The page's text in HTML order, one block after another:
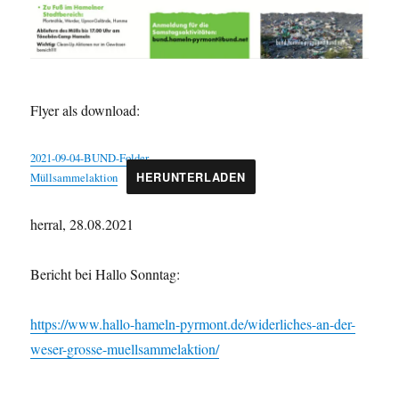
Flyer als download:
2021-09-04-BUND-Folder-
Müllsammelaktion
HERUNTERLADEN
herral, 28.08.2021
Bericht bei Hallo Sonntag:
https://www.hallo-hameln-pyrmont.de/widerliches-an-der-
weser-grosse-muellsammelaktion/